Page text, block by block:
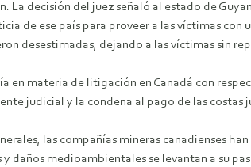
La decisión del juez señaló al estado de
de ese país para proveer a las víctimas
desestimadas, dejando a las víctimas sin
en materia de litigación en Canadá con
judicial y la condena al pago de las costas
las compañías mineras canadienses
daños medioambientales se levantan a su